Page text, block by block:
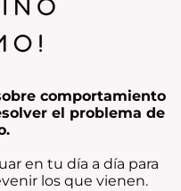
comportamiento
el problema de
en tu día a día para
los que vienen.